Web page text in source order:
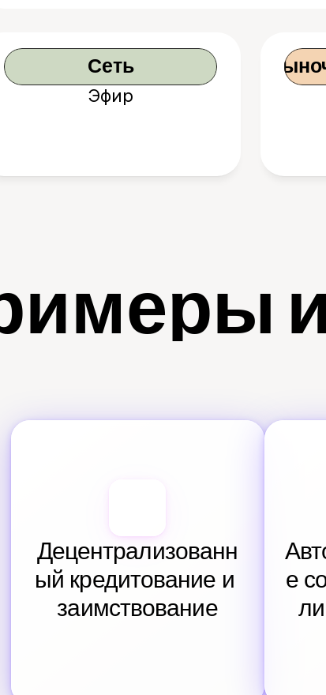
Сеть
Эфир
Децентрализованн
ый кредитование и
заимствование
е